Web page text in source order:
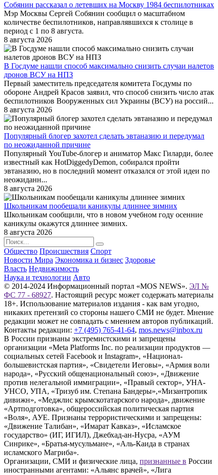
Собянин рассказал о летевших на Москву 1984 беспилотниках
Мэр Москвы Сергей Собянин сообщил о масштабном
количестве беспилотников, направлявшихся к столице в
период с 1 по 8 августа.
8 августа 2026
В Госдуме нашли способ максимально снизить случаи налетов
дронов ВСУ на НПЗ
Первый заместитель председателя комитета Госдумы по
обороне Андрей Красов заявил, что способ снизить число атак
беспилотников Вооруженных сил Украины (ВСУ) на россий...
8 августа 2026
Популярный блогер захотел сделать эвтаназию и передумал
по неожиданной причине
Популярный YouTube-блогер и аниматор Макс Гиларди, более
известный как HotDiggedyDemon, собирался пройти
эвтаназию, но в последний момент отказался от этой идеи по
неожиданн...
8 августа 2026
Школьникам пообещали каникулы длиннее зимних
Школьникам сообщили, что в новом учебном году осенние
каникулы окажутся длиннее зимних.
8 августа 2026
Общество Происшествия Спорт
Новости Мира Экономика и бизнес Здоровье
Власть Недвижимость
Наука и технологии Авто
© 2014-2024 Информационный портал «MOS NEWS». ЭЛ №
ФС 77 - 68927. Настоящий ресурс может содержать материалы
18+. Использование материалов издания - как вам угодно,
никаких претензий со стороны нашего СМИ не будет. Мнение
редакции может не совпадать с мнением авторов публикаций.
Контакты редакции: +7 (495) 765-41-64, mos.news@inbox.ru
В России признаны экстремистскими и запрещены
организации «Meta Platforms Inc. по реализации продуктов —
социальных сетей Facebook и Instagram», «Национал-
большевистская партия», «Свидетели Иеговы», «Армия воли
народа», «Русский общенациональный союз», «Движение
против нелегальной иммиграции», «Правый сектор», УНА-
УНСО, УПА, «Тризуб им. Степана Бандеры»,«Мизантропик
дивижн», «Меджлис крымскотатарского народа», движение
«Артподготовка», общероссийская политическая партия
«Воля», АУЕ. Признаны террористическими и запрещены:
«Движение Талибан», «Имарат Кавказ», «Исламское
государство» (ИГ, ИГИЛ), Джебхад-ан-Нусра, «АУМ
Синрике», «Братья-мусульмане», «Аль-Каида в странах
исламского Магриба».
Организации, СМИ и физические лица, признанные в России
иностранными агентами: «Альянс врачей», «Лига